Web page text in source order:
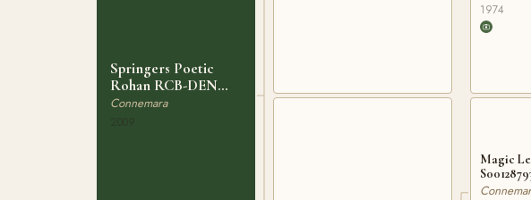
Springers Poetic
Rohan RCB-DEN
4896
Connemara
1974
Magic